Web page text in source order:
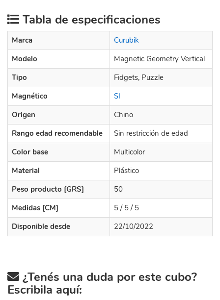
Tabla de especificaciones
Marca
Curubik
Modelo
Magnetic Geometry Vertical
Tipo
Fidgets, Puzzle
Magnético
SI
Origen
Chino
Rango edad recomendable
Sin restricción de edad
Color base
Multicolor
Material
Plástico
Peso producto [GRS]
50
Medidas [CM]
5 / 5 / 5
Disponible desde
22/10/2022
¿Tenés una duda por este cubo?
Escribila aquí: